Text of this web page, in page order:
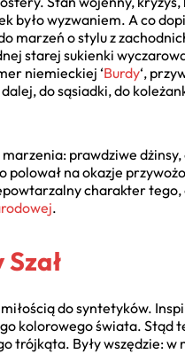
było wyzwaniem. A co
marzeń o stylu z
starej sukienki
niemieckiej ‘Burdy‘,
do sąsiadki, do
prawdziwe
polował na okazje
charakter tego,
.
do syntetyków.
kolorowego świata. Stąd
trójkąta. Były wszędzie: